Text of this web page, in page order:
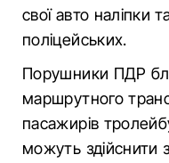
свої авто наліпки
поліцейських.
Порушники ПДР
маршрутного
пасажирів
можуть здійснити